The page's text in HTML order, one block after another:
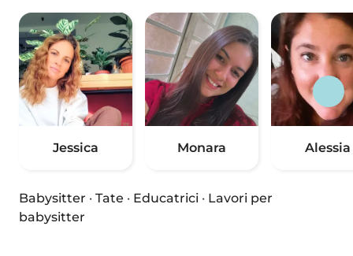
Jessica Monara Alessia
Babysitter · Tate · Educatrici · Lavori per
babysitter